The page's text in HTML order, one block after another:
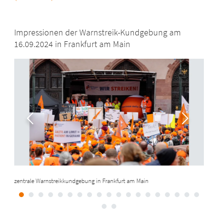
Impressionen der Warnstreik-Kundgebung am
16.09.2024 in Frankfurt am Main
zentrale Warnstreikkundgebung in Frankfurt am Main